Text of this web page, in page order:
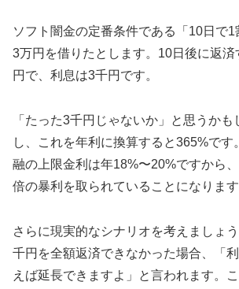
ソフト闇金の定番条件である「10日で
3万円を借りたとします。10日後に返
円で、利息は3千円です。
「たった3千円じゃないか」と思うか
し、これを年利に換算すると365%です
融の上限金利は年18%〜20%ですから
倍の暴利を取られていることになります
さらに現実的なシナリオを考えましょ
千円を全額返済できなかった場合、「
えば延長できますよ」と言われます。